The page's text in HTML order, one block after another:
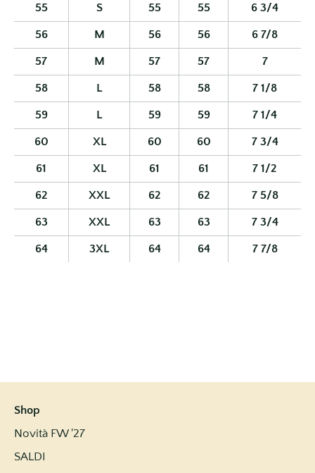
55 S 55 55 6 3/4
56 M 56 56 6 7/8
57 M 57 57 7
58 L 58 58 7 1/8
59 L 59 59 7 1/4
60 XL 60 60 7 3/4
61 XL 61 61 7 1/2
62 XXL 62 62 7 5/8
63 XXL 63 63 7 3/4
64 3XL 64 64 7 7/8
Shop
Novità FW '27
SALDI